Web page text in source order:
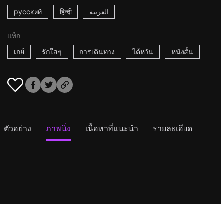
русский हिन्दी العربية
แท็ก
เกย์
รักใสๆ การเดินทาง ไต้หวัน หนังสั้น
ตัวอย่าง ภาพนิ่ง เนื้อหาที่แนะนำ รายละเอียด